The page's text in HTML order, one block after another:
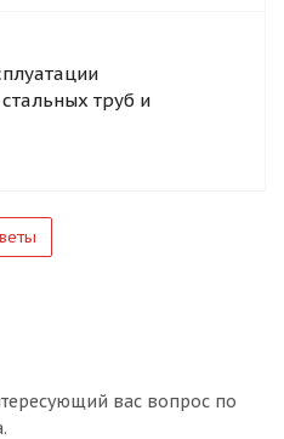
труб и
вас вопрос по